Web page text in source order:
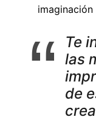
imaginación
Te
las
de